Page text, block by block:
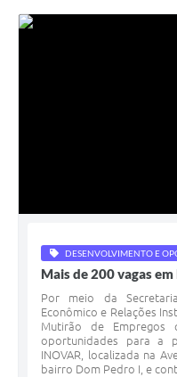
DESENVOLVIMENTO E
Mais de 200 vagas
Por meio da
Econômico e Relações
Mutirão de Empregos
oportunidades para a
INOVAR, localizada na
bairro Dom Pedro I, e